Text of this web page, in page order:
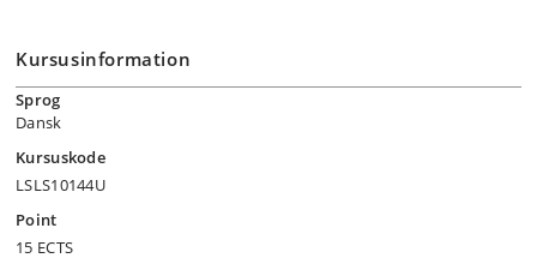
Kursusinformation
Sprog
Dansk
Kursuskode
LSLS10144U
Point
15 ECTS